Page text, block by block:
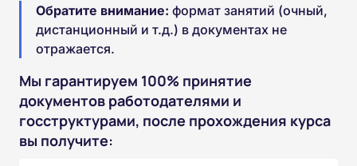
Обратите внимание: формат занятий (очный,
дистанционный и т.д.) в документах не
отражается.
Мы гарантируем 100% принятие
документов работодателями и
госструктурами, после прохождения курса
вы получите: